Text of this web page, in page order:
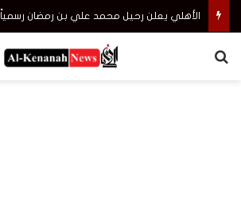
الأهلي يعلن رحيل محمد علي بن رمضان رسمياً